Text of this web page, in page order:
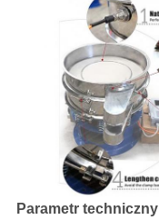
Parametr techniczny